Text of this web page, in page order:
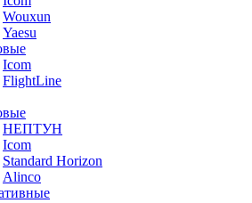
Wouxun
Yaesu
Icom
FlightLine
НЕПТУН
Icom
Standard Horizon
Alinco